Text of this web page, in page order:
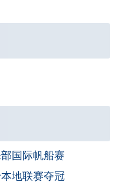
国际帆船赛
地联赛夺冠